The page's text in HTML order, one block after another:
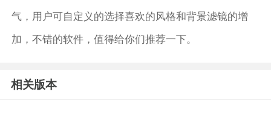
气，用户可自定义的选择喜欢的风格和背景滤镜的增
加，不错的软件，值得给你们推荐一下。
相关版本